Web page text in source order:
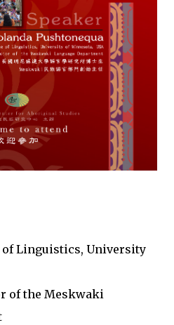
of Linguistics, University
of the Meskwaki